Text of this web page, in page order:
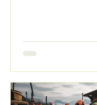
alle sfide affrontate
verso le persone e
Li ha esortati a